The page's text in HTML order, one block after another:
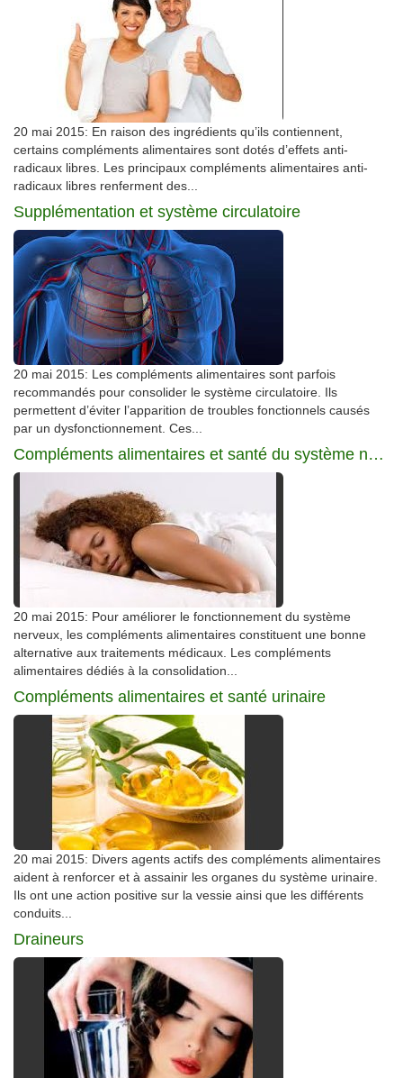
20 mai 2015: En raison des ingrédients qu’ils contiennent,
certains compléments alimentaires sont dotés d’effets anti-
radicaux libres. Les principaux compléments alimentaires anti-
radicaux libres renferment des...
Supplémentation et système circulatoire
20 mai 2015: Les compléments alimentaires sont parfois
recommandés pour consolider le système circulatoire. Ils
permettent d’éviter l’apparition de troubles fonctionnels causés
par un dysfonctionnement. Ces...
Compléments alimentaires et santé du système nerveux
20 mai 2015: Pour améliorer le fonctionnement du système
nerveux, les compléments alimentaires constituent une bonne
alternative aux traitements médicaux. Les compléments
alimentaires dédiés à la consolidation...
Compléments alimentaires et santé urinaire
20 mai 2015: Divers agents actifs des compléments alimentaires
aident à renforcer et à assainir les organes du système urinaire.
Ils ont une action positive sur la vessie ainsi que les différents
conduits...
Draineurs